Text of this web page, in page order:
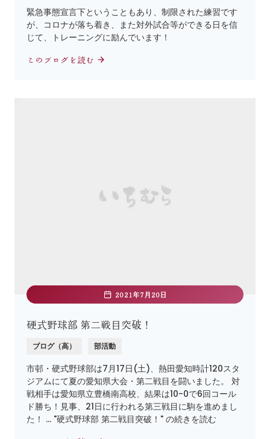
緊急事態宣言下ということもあり、制限された練習です
が、コロナが落ち着き、また対外試合等ができる日を信
じて、トレーニングに励んでいます！
このブログを読む
2021年7月20日
硬式野球部 第二戦目突破！
ブログ（高） 部活動
市邨・硬式野球部は7月17日(土)、熱田愛知時計120スタ
ジアムにて夏の愛知県大会・第二戦目を闘いました。 対
戦相手は愛知県立豊橋南高校、結果は10-0で6回コール
ド勝ち！見事、21日に行われる第三戦目に駒を進めまし
た！ … "硬式野球部 第二戦目突破！" の続きを読む